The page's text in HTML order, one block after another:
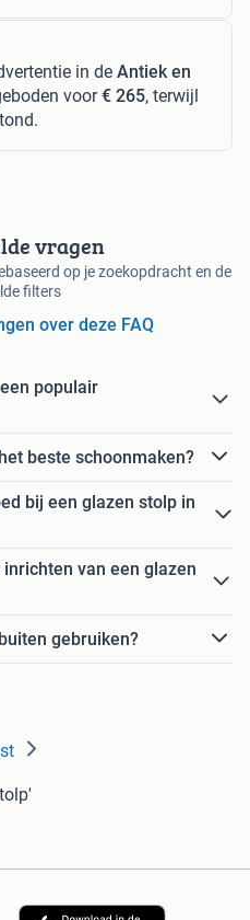
in de Antiek en
voor€ 265, terwijl
vragen
op je zoekopdracht en de
filters
over deze FAQ
populair
beste schoonmaken?
bij een glazen stolp in
van een glazen
gebruiken?